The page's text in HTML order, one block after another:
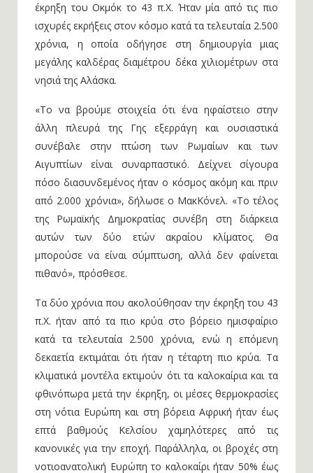
έκρηξη του Οκμόκ το 43 π.Χ. Ήταν μία από τις πιο
ισχυρές εκρήξεις στον κόσμο κατά τα τελευταία 2.500
χρόνια, η οποία οδήγησε στη δημιουργία μιας
μεγάλης καλδέρας διαμέτρου δέκα χιλιομέτρων στα
νησιά της Αλάσκα.
«Το να βρούμε στοιχεία ότι ένα ηφαίστειο στην
άλλη πλευρά της Γης εξερράγη και ουσιαστικά
συνέβαλε στην πτώση των Ρωμαίων και των
Αιγυπτίων είναι συναρπαστικό. Δείχνει σίγουρα
πόσο διασυνδεμένος ήταν ο κόσμος ακόμη και πριν
από 2.000 χρόνια», δήλωσε ο ΜακΚόνελ. «Το τέλος
της Ρωμαϊκής Δημοκρατίας συνέβη στη διάρκεια
αυτών των δύο ετών ακραίου κλίματος. Θα
μπορούσε να είναι σύμπτωση, αλλά δεν φαίνεται
πιθανό», πρόσθεσε.
Τα δύο χρόνια που ακολούθησαν την έκρηξη του 43
π.Χ. ήταν από τα πιο κρύα στο βόρειο ημισφαίριο
κατά τα τελευταία 2.500 χρόνια, ενώ η επόμενη
δεκαετία εκτιμάται ότι ήταν η τέταρτη πιο κρύα. Τα
κλιματικά μοντέλα εκτιμούν ότι τα καλοκαίρια και τα
φθινόπωρα μετά την έκρηξη, οι μέσες θερμοκρασίες
στη νότια Ευρώπη και στη βόρεια Αφρική ήταν έως
επτά βαθμούς Κελσίου χαμηλότερες από τις
κανονικές για την εποχή. Παράλληλα, οι βροχές στη
νοτιοανατολική Ευρώπη το καλοκαίρι ήταν 50% έως